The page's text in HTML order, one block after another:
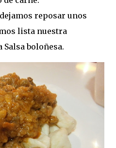
reposar unos
lista nuestra
Salsa boloñesa.